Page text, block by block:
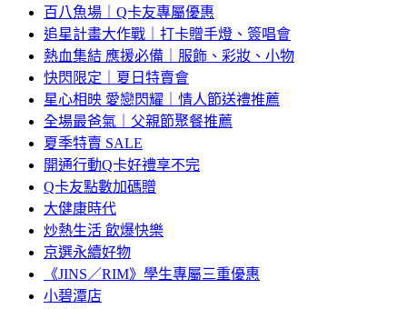
百八魚場｜Q卡友專屬優惠
追星計畫大作戰｜打卡贈手燈、簽唱會
熱血集結 應援必備｜服飾、彩妝、小物
快閃限定｜夏日特賣會
星心相映 愛戀閃耀｜情人節送禮推薦
全場最爸氣｜父親節聚餐推薦
夏季特賣 SALE
開通行動Q卡好禮享不完
Q卡友點數加碼贈
大健康時代
炒熱生活 飲爆快樂
京選永續好物
《JINS／RIM》學生專屬三重優惠
小碧潭店